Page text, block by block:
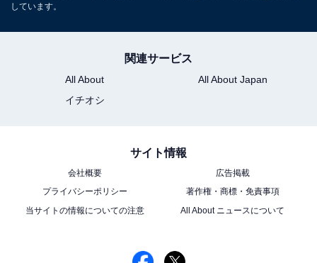
しています。
関連サービス
All About
All About Japan
イチオシ
サイト情報
会社概要
広告掲載
プライバシーポリシー
著作権・商標・免責事項
当サイトの情報についての注意
All About ニュースについて